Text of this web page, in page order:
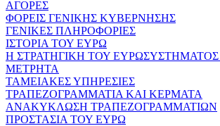
ΑΓΟΡΕΣ
ΦΟΡΕΙΣ ΓΕΝΙΚΗΣ ΚΥΒΕΡΝΗΣΗΣ
ΓΕΝΙΚΕΣ ΠΛΗΡΟΦΟΡΙΕΣ
ΙΣΤΟΡΙΑ ΤΟΥ ΕΥΡΩ
Η ΣΤΡΑΤΗΓΙΚΗ ΤΟΥ ΕΥΡΩΣΥΣΤΗΜΑΤΟΣ
ΜΕΤΡΗΤΑ
ΤΑΜΕΙΑΚΕΣ ΥΠΗΡΕΣΙΕΣ
ΤΡΑΠΕΖΟΓΡΑΜΜΑΤΙΑ ΚΑΙ ΚΕΡΜΑΤΑ
ΑΝΑΚΥΚΛΩΣΗ ΤΡΑΠΕΖΟΓΡΑΜΜΑΤΙΩΝ
ΠΡΟΣΤΑΣΙΑ ΤΟΥ ΕΥΡΩ